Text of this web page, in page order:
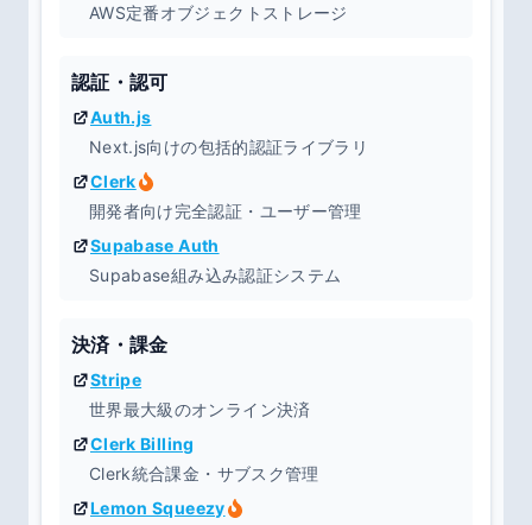
AWS定番オブジェクトストレージ
認証・認可
Auth.js
Next.js向けの包括的認証ライブラリ
Clerk
開発者向け完全認証・ユーザー管理
Supabase Auth
Supabase組み込み認証システム
決済・課金
Stripe
世界最大級のオンライン決済
Clerk Billing
Clerk統合課金・サブスク管理
Lemon Squeezy